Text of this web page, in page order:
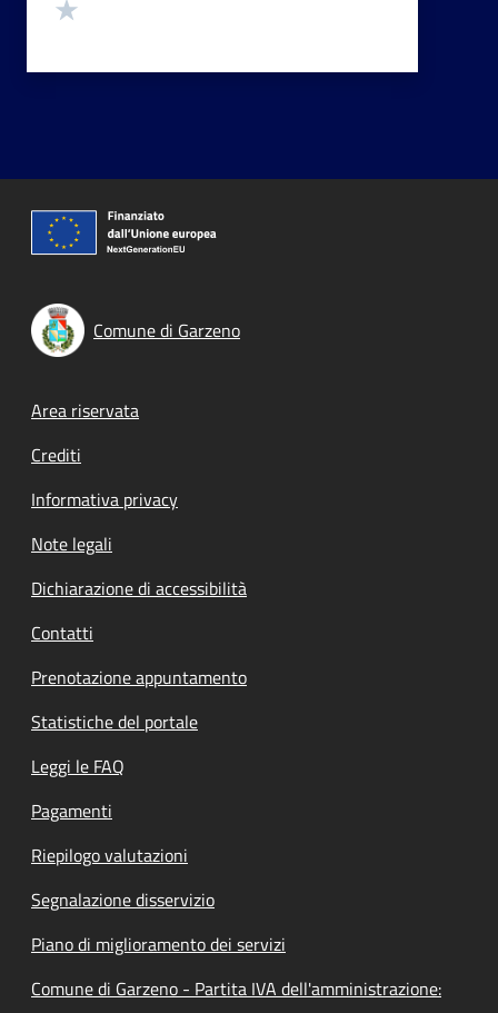
Comune di Garzeno
Footer menu
Area riservata
Crediti
Informativa privacy
Note legali
Dichiarazione di accessibilità
Contatti
Prenotazione appuntamento
Statistiche del portale
Leggi le FAQ
Pagamenti
Riepilogo valutazioni
Segnalazione disservizio
Piano di miglioramento dei servizi
Comune di Garzeno - Partita IVA dell'amministrazione: